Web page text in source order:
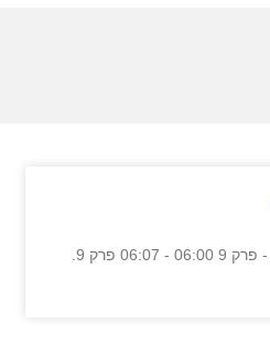
סימון עונה 4 - סופר ארנב - פרק 9 06:00 - 06:07 פרק 9.